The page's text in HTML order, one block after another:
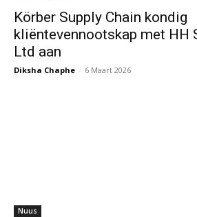
Körber Supply Chain kondig
kliëntevennootskap met HH
Ltd aan
Diksha Chaphe - 6 Maart 2026
Nuus